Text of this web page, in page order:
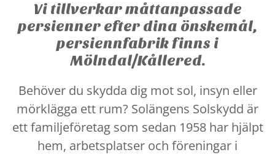
Vi tillverkar måttanpassade
persienner efter dina önskemål,
persiennfabrik finns i
Mölndal/Kållered.
Behöver du skydda dig mot sol, insyn eller
mörklägga ett rum? Solängens Solskydd är
ett familjeföretag som sedan 1958 har hjälpt
hem, arbetsplatser och föreningar i